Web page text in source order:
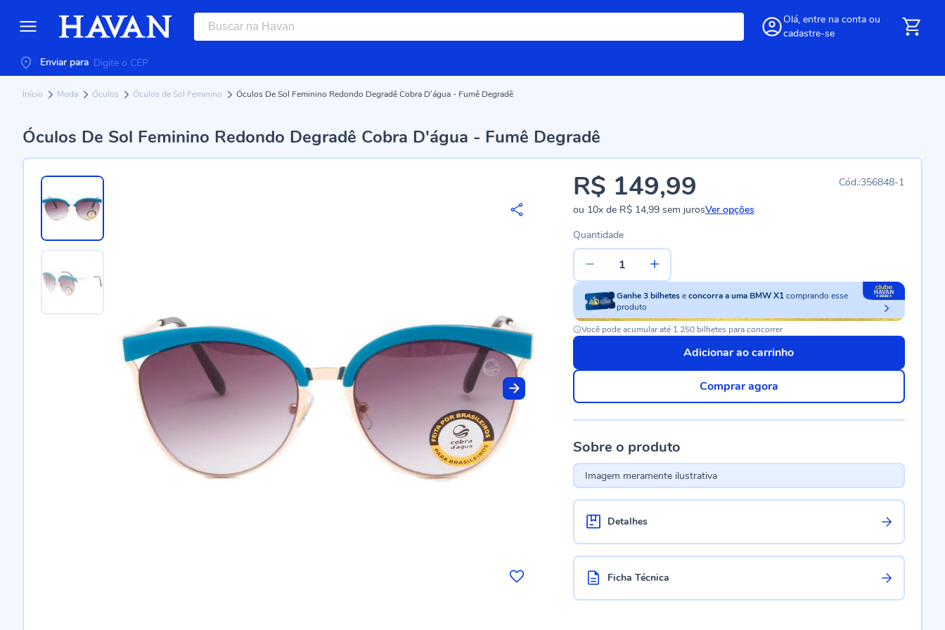
Olá, entre na conta ou
cadastre-se
Enviar para
Início Moda Óculos Óculos de Sol Feminino Óculos De Sol Feminino Redondo Degradê Cobra D'água - Fumê Degradê
Óculos De Sol Feminino Redondo Degradê Cobra D'água - Fumê Degradê
356848-1
R$ 149,99
ou 10xde R$ 14,99sem jurosVer opções
Quantidade
Ganhe3 bilhetes econcorra a uma BMW X1comprando esse
produto
Você pode acumular até 1.250 bilhetes para concorrer
Adicionar ao carrinho
Comprar agora
Sobre o produto
Imagem meramente ilustrativa
Detalhes
Ficha Técnica